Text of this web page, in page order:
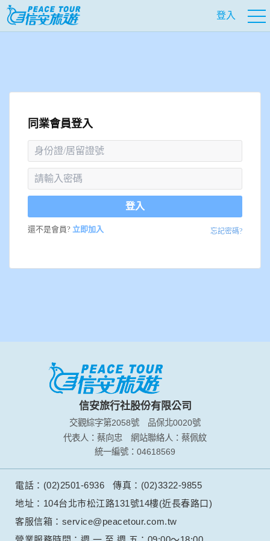
登入
同業會員登入
登入
還不是會員? 立即加入 忘記密碼?
信安旅行社股份有限公司
交觀綜字第2058號
品保北0020號
代表人：蔡向忠
網站聯絡人：蔡佩紋
統一編號：04618569
電話：(02)2501-6936
傳真：(02)3322-9855
地址：104台北市松江路131號14樓(近長春路口)
客服信箱：service@peacetour.com.tw